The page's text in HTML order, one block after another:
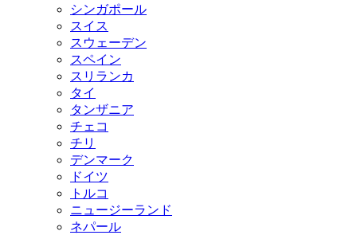
シンガポール
スイス
スウェーデン
スペイン
スリランカ
タイ
タンザニア
チェコ
チリ
デンマーク
ドイツ
トルコ
ニュージーランド
ネパール